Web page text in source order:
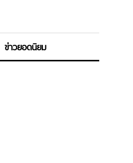
ข่าวยอดนิยม